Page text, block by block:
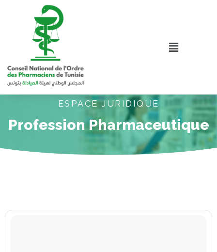
ESPACE JURIDIQUE
Profession Pharmaceutique